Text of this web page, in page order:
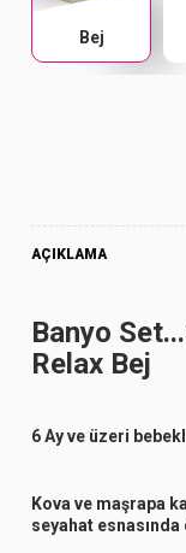
Bej
AÇIKLAMA
Banyo
Relax Bej
6 Ay ve üzeri
Kova ve maşrapa
seyahat esnasında